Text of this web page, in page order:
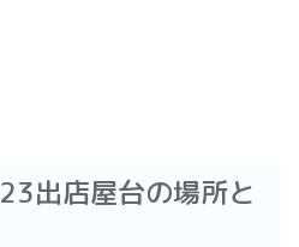
出店屋台の場所と